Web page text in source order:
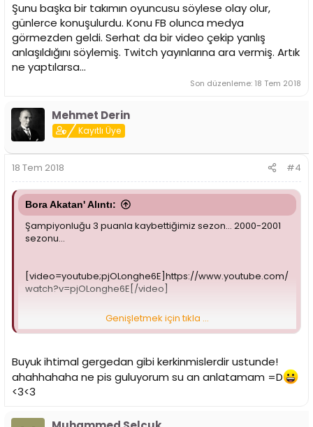
Şunu başka bir takımın oyuncusu söylese olay olur,
günlerce konuşulurdu. Konu FB olunca medya
görmezden geldi. Serhat da bir video çekip yanlış
anlaşıldığını söylemiş. Twitch yayınlarına ara vermiş. Artık
ne yaptılarsa...
Son düzenleme: 18 Tem 2018
Mehmet Derin
Kayıtlı Üye
18 Tem 2018 #4
Bora Akatan' Alıntı:
Şampiyonluğu 3 puanla kaybettiğimiz sezon... 2000-2001
sezonu...
[video=youtube;pjOLonghe6E]https://www.youtube.com/
watch?v=pjOLonghe6E[/video]
Şunu başka bir takımın oyuncusu söylese olay olur,
söylemiş. Twitch yayınlarına ara vermiş. Artık ne
yaptılarsa...
Genişletmek için tıkla ...
Buyuk ihtimal gergedan gibi kerkinmislerdir ustunde!
ahahhahaha ne pis guluyorum su an anlatamam =D
<3<3